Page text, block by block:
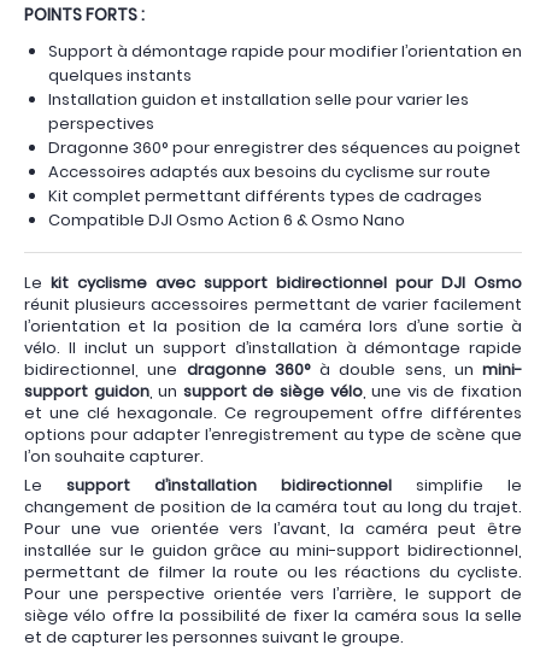
POINTS FORTS :
Support à démontage rapide pour modifier l’orientation en
quelques instants
Installation guidon et installation selle pour varier les
perspectives
Dragonne 360° pour enregistrer des séquences au poignet
Accessoires adaptés aux besoins du cyclisme sur route
Kit complet permettant différents types de cadrages
Compatible DJI Osmo Action 6 & Osmo Nano
Le kit cyclisme avec support bidirectionnel pour DJI Osmo
réunit plusieurs accessoires permettant de varier facilement
l’orientation et la position de la caméra lors d’une sortie à
vélo. Il inclut un support d’installation à démontage rapide
bidirectionnel, une dragonne 360°à double sens, un mini-
support guidon, un support de siège vélo, une vis de fixation
et une clé hexagonale. Ce regroupement offre différentes
options pour adapter l’enregistrement au type de scène que
l’on souhaite capturer.
Le support d’installation bidirectionnel simplifie le
changement de position de la caméra tout au long du trajet.
Pour une vue orientée vers l’avant, la caméra peut être
installée sur le guidon grâce au mini-support bidirectionnel,
permettant de filmer la route ou les réactions du cycliste.
Pour une perspective orientée vers l’arrière, le support de
siège vélo offre la possibilité de fixer la caméra sous la selle
et de capturer les personnes suivant le groupe.